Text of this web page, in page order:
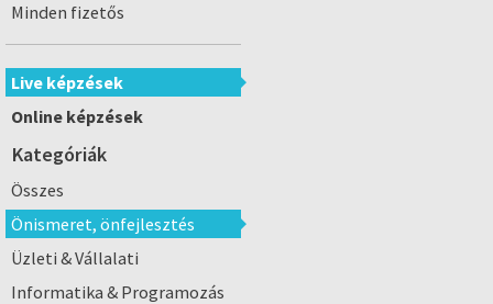
Minden fizetős
Live képzések
Online képzések
Kategóriák
Összes
Önismeret, önfejlesztés
Üzleti & Vállalati
Informatika & Programozás